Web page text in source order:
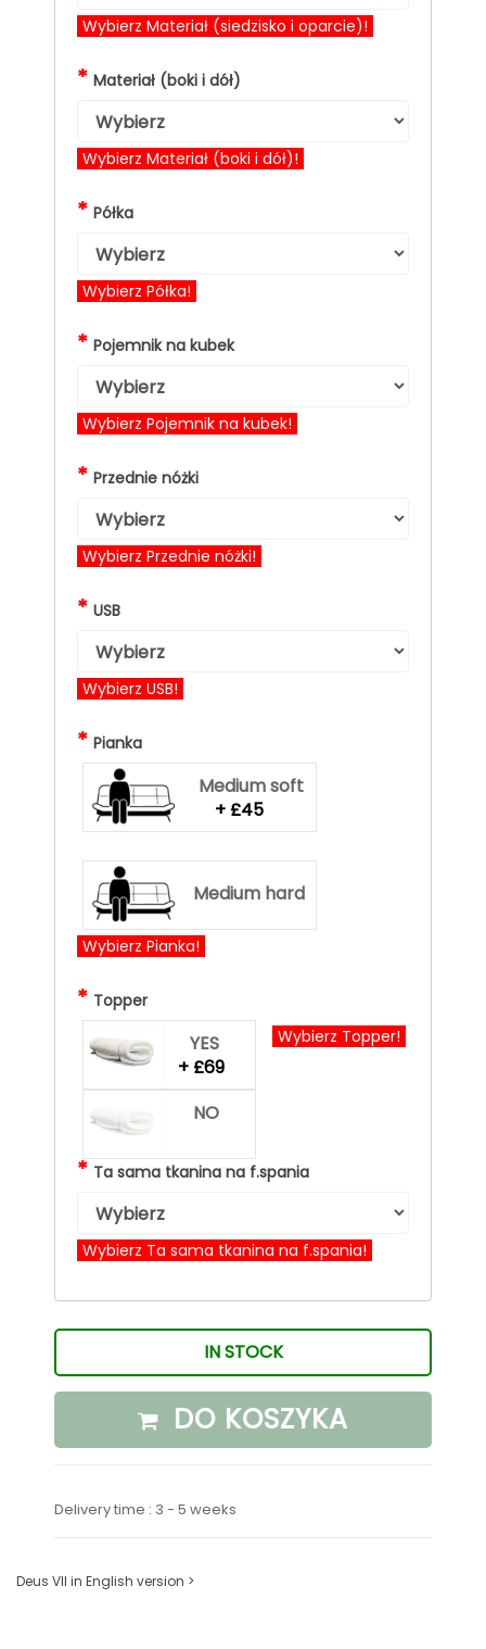
Wybierz Materiał (siedzisko i oparcie)!
* Materiał (boki i dół)
Wybierz Materiał (boki i dół)!
* Półka
Wybierz Półka!
* Pojemnik na kubek
Wybierz Pojemnik na kubek!
* Przednie nóżki
Wybierz Przednie nóżki!
* USB
Wybierz USB!
* Pianka
Medium soft
+ £45
Medium hard
Wybierz Pianka!
* Topper
YES
+ £69
NO
Wybierz Topper!
*Ta sama tkanina na f.spania
Wybierz Ta sama tkanina na f.spania!
IN STOCK
DO KOSZYKA
Delivery time : 3 - 5 weeks
Deus VII in English version >